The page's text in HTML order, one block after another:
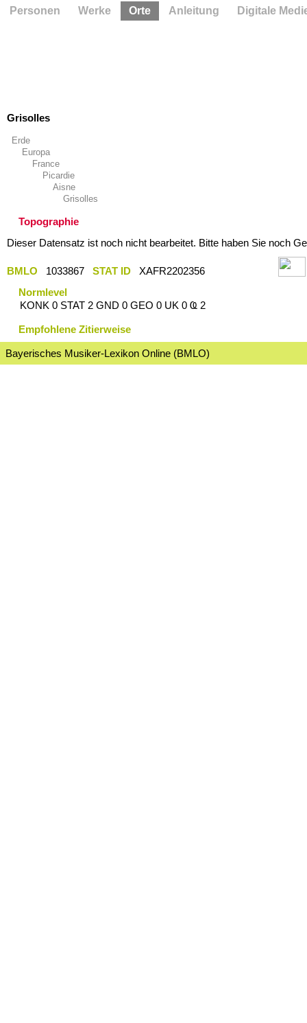
Grisolles
Erde
Europa
France
Picardie
Aisne
Grisolles
Topographie
Dieser Datensatz ist noch nicht bearbeitet. Bitte haben Sie noch
BMLO 1033867 STAT ID
XAFR2202356
Normlevel
KONK 0 STAT 2 GND 0 GEO 0 UK 0 Ҩ 2
Empfohlene Zitierweise
Bayerisches Musiker-Lexikon Online (BMLO)
Personen Werke Orte Anleitung Digitale